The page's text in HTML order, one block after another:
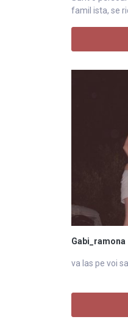
famil ista, se
Gabi_ramona
va las pe voi